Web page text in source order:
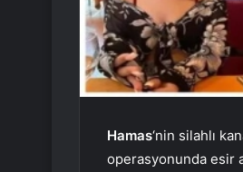
Hamas‘nin silahlı
operasyonunda esir